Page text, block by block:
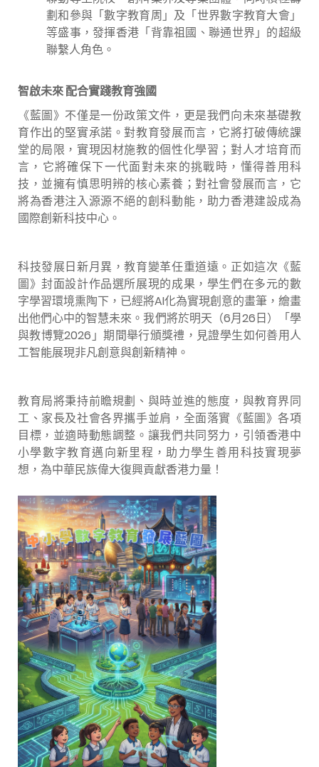
劃和參與「數字教育周」及「世界數字教育大會」
等盛事，發揮香港「背靠祖國、聯通世界」的超級
聯繫人角色。
智啟未來 配合實踐教育強國
《藍圖》不僅是一份政策文件，更是我們向未來基礎教
育作出的堅實承諾。對教育發展而言，它將打破傳統課
堂的局限，實現因材施教的個性化學習；對人才培育而
言，它將確保下一代面對未來的挑戰時，懂得善用科
技，並擁有慎思明辨的核心素養；對社會發展而言，它
將為香港注入源源不絕的創科動能，助力香港建設成為
國際創新科技中心。
科技發展日新月異，教育變革任重道遠。正如這次《藍
圖》封面設計作品選所展現的成果，學生們在多元的數
字學習環境熏陶下，已經將AI化為實現創意的畫筆，繪畫
出他們心中的智慧未來。我們將於明天（6月26日）「學
與教博覽2026」期間舉行頒獎禮，見證學生如何善用人
工智能展現非凡創意與創新精神。
教育局將秉持前瞻規劃、與時並進的態度，與教育界同
工、家長及社會各界攜手並肩，全面落實《藍圖》各項
目標，並適時動態調整。讓我們共同努力，引領香港中
小學數字教育邁向新里程，助力學生善用科技實現夢
想，為中華民族偉大復興貢獻香港力量！